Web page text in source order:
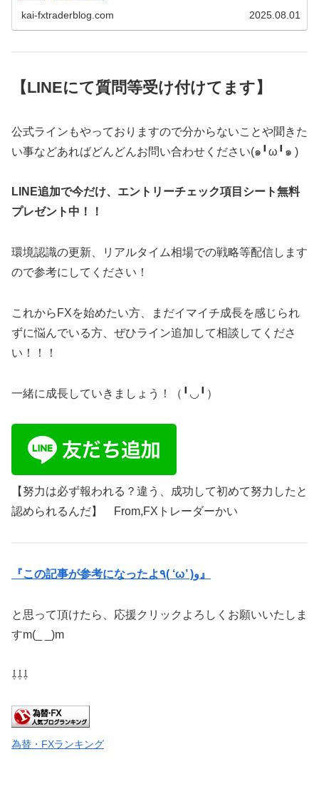
kai-fxtraderblog.com 2025.08.01
【LINEにて質問等受け付けてます】
公式ラインもやっておりますので分からないことや聞きた
い事などあればどんどんお問い合わせください(๑╹ω╹๑ )
LINE追加で今だけ、エントリーチェック項目シート無料
プレゼント中！！
環境認識の更新、リアルタイム相場での戦略等配信します
ので参考にしてください！
これからFXを始めたい方、まだイマイチ成長を感じられ
ずに悩んでいる方、ぜひライン追加して相談してくださ
い！！！
一緒に成長していきましょう！（╹◡╹）
【努力は必ず報われる？違う、成功して初めて努力したと
認められるんだ】 From,FXトレーダーかい
『この記事が参考になったよ٩( ‘ω’ )و』
と思って頂けたら、応援クリックよろしくお願いいたしま
すm(_ _)m
⇩⇩⇩
為替・FXランキング